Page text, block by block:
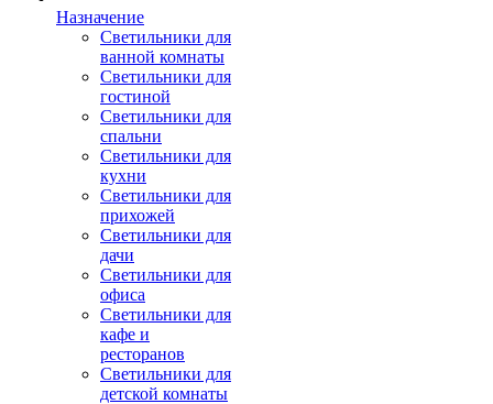
Назначение
Светильники для
ванной комнаты
Светильники для
гостиной
Светильники для
спальни
Светильники для
кухни
Светильники для
прихожей
Светильники для
дачи
Светильники для
офиса
Светильники для
кафе и
ресторанов
Светильники для
детской комнаты